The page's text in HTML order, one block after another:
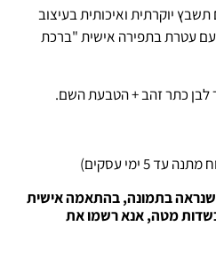
רחלים תשבץ יוקרתית ואיכותית בעיצוב
עטרת בתפירה אישית "ברכת
לבן כתר זהב + הטבעת השם.
5 ימי עסקים)
שנראה בתמונה, בהתאמה אישית
מטה, אנא רשמו את